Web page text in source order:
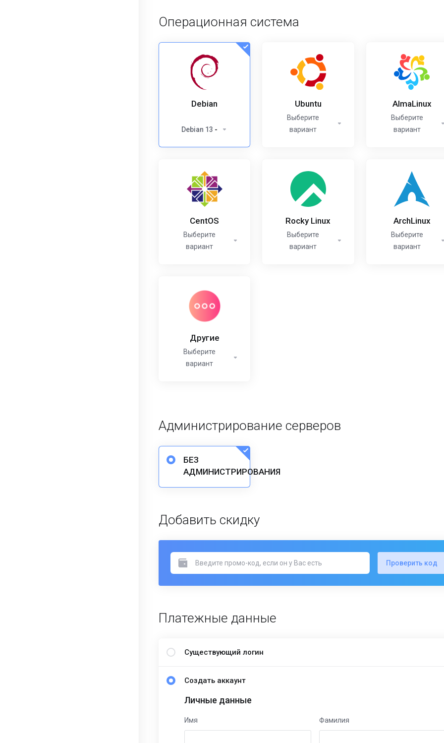
Операционная система
Debian
Debian 13 -
Ubuntu
Выберите
вариант
AlmaLinux
Выберите
вариант
CentOS
Выберите
вариант
Rocky Linux
Выберите
вариант
ArchLinux
Выберите
вариант
Другие
Выберите
вариант
Администрирование серверов
БЕЗ
АДМИНИСТРИРОВАНИЯ
Добавить скидку
Проверить код
Платежные данные
Существующий логин
Создать аккаунт
Личные данные
Имя Фамилия